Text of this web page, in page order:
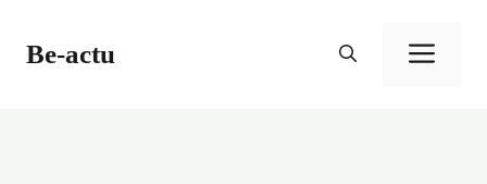
contenuBe-actu